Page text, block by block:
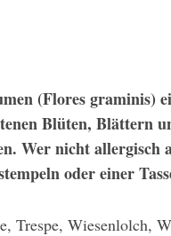
(Flores graminis)
Blüten, Blättern
Wer nicht
oder einer
Trespe, Wiesenlolch,